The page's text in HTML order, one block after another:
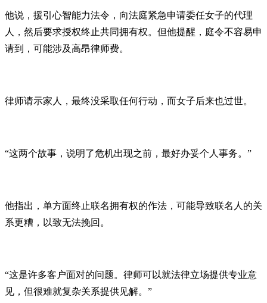
他说，援引心智能力法令，向法庭紧急申请委任女子的代理
人，然后要求授权终止共同拥有权。但他提醒，庭令不容易申
请到，可能涉及高昂律师费。
律师请示家人，最终没采取任何行动，而女子后来也过世。
“这两个故事，说明了危机出现之前，最好办妥个人事务。”
他指出，单方面终止联名拥有权的作法，可能导致联名人的关
系更糟，以致无法挽回。
“这是许多客户面对的问题。律师可以就法律立场提供专业意
见，但很难就复杂关系提供见解。”